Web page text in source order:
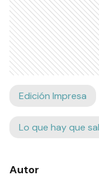
Edición Impresa
Lo que hay que
Autor